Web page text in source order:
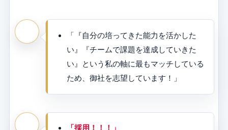
「『自分の培ってきた能力を活かした
い』『チームで課題を達成していきた
い』という私の軸に最もマッチしている
ため、御社を志望しています！」
「採用！！！」